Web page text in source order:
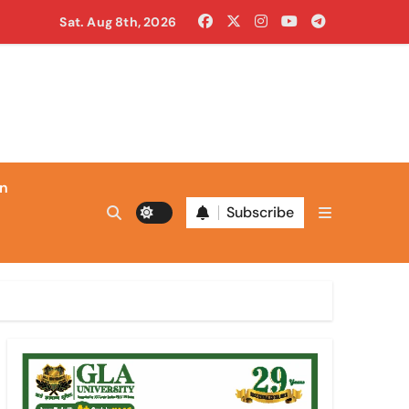
ही काली
कमिश्नर बनाया
Sat. Aug 8th, 2026
Subscribe